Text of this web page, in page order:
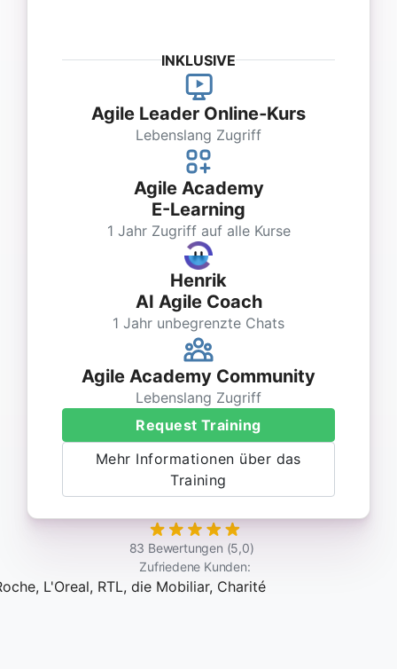
INKLUSIVE
Agile Leader Online‑Kurs
Lebenslang Zugriff
Agile Academy
E-Learning
1 Jahr Zugriff auf alle Kurse
Henrik
AI Agile Coach
1 Jahr unbegrenzte Chats
Agile Academy Community
Lebenslang Zugriff
Request Training
Mehr Informationen über das
Training
83 Bewertungen (5,0)
Zufriedene Kunden: